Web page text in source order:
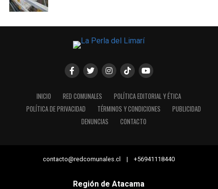
INICIO RED COMUNALES
POLÍTICA EDITORIAL Y ÉTICA
POLÍTICA DE PRIVACIDAD
TÉRMINOS Y CONDICIONES
PUBLICIDAD
DENUNCIAS
CONTACTO
contacto@redcomunales.cl | +56941118440
Región de Atacama